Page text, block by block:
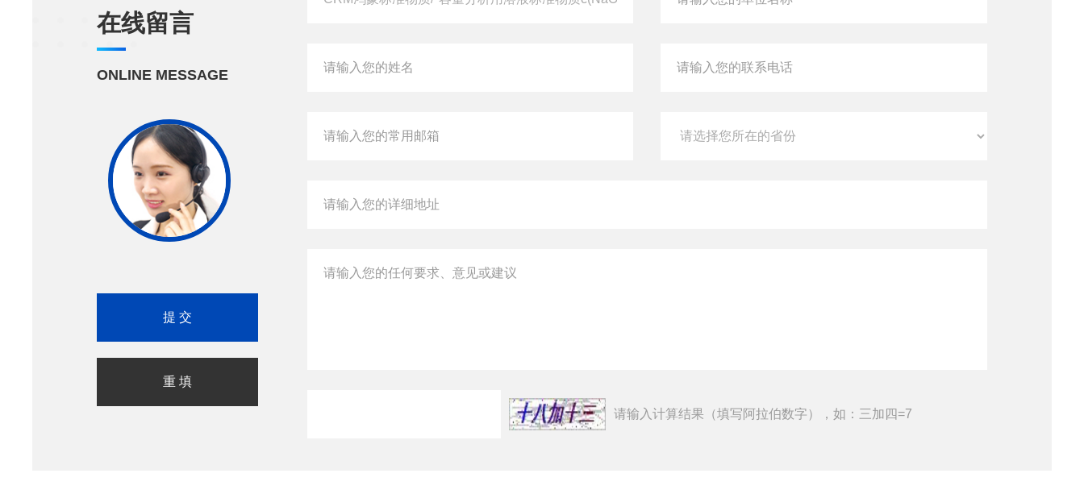
在线留言
ONLINE MESSAGE
请输入计算结果（填写阿拉伯数字），如：三加四=7